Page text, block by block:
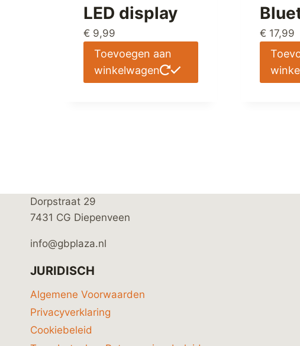
LED display
€ 9,99
Toevoegen aan
winkelwagen
€ 17,99
Dorpstraat 29
7431 CG Diepenveen
info@gbplaza.nl
JURIDISCH
Algemene Voorwaarden
Privacyverklaring
Cookiebeleid